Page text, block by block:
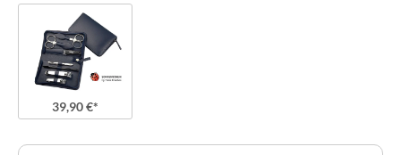
39,90 €*